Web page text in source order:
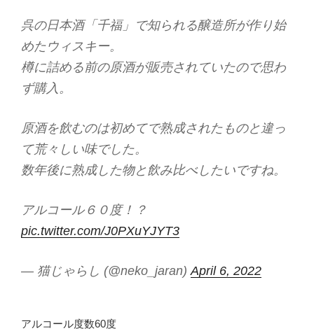
呉の日本酒「千福」で知られる醸造所が作り始
めたウィスキー。
樽に詰める前の原酒が販売されていたので思わ
ず購入。
原酒を飲むのは初めてで熟成されたものと違っ
て荒々しい味でした。
数年後に熟成した物と飲み比べしたいですね。
アルコール６０度！？
pic.twitter.com/J0PXuYJYT3
— 猫じゃらし (@neko_jaran) April 6, 2022
アルコール度数60度